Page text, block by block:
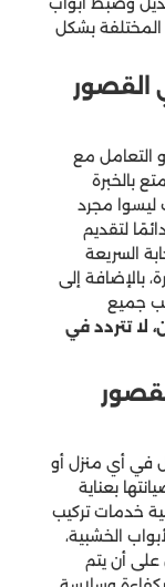
المختلفة بشكل
القصور
التعامل مع
بالخبرة
ليسوا مجرد
لتقديم
السريعة
بالإضافة إلى
جميع
لا تتردد في
في أي منزل أو
بعناية
خدمات تركيب
الخشبية،
على أن يتم